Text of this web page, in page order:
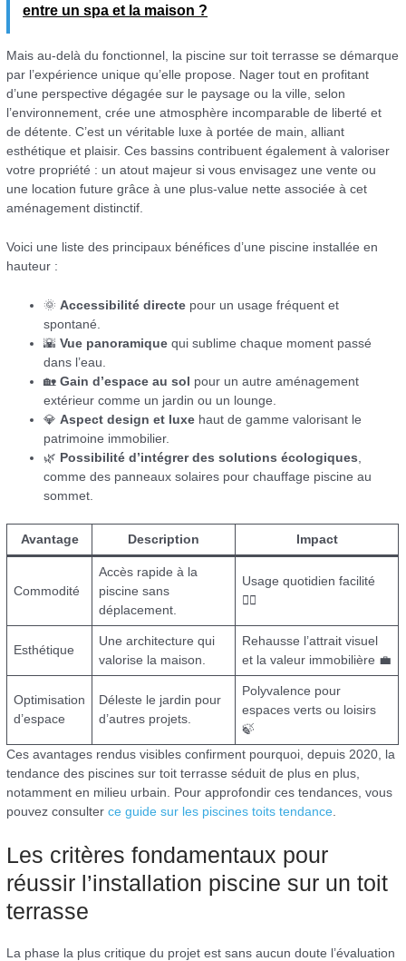
entre un spa et la maison ?
Mais au-delà du fonctionnel, la piscine sur toit terrasse se démarque
par l’expérience unique qu’elle propose. Nager tout en profitant
d’une perspective dégagée sur le paysage ou la ville, selon
l’environnement, crée une atmosphère incomparable de liberté et
de détente. C’est un véritable luxe à portée de main, alliant
esthétique et plaisir. Ces bassins contribuent également à valoriser
votre propriété : un atout majeur si vous envisagez une vente ou
une location future grâce à une plus-value nette associée à cet
aménagement distinctif.
Voici une liste des principaux bénéfices d’une piscine installée en
hauteur :
🌞Accessibilité directe pour un usage fréquent et
spontané.
🌇Vue panoramique qui sublime chaque moment passé
dans l’eau.
🏡Gain d’espace au sol pour un autre aménagement
extérieur comme un jardin ou un lounge.
💎Aspect design et luxe haut de gamme valorisant le
patrimoine immobilier.
🌿 Possibilité d’intégrer des solutions écologiques
comme des panneaux solaires pour chauffage piscine au
sommet.
Avantage Description Impact
Commodité
Accès rapide à la
piscine sans
déplacement.
Usage quotidien facilité
🏊‍♂️
Esthétique
Une architecture qui
valorise la maison.
Rehausse l’attrait visuel
et la valeur immobilière 💼
Optimisation
d’espace
Déleste le jardin pour
d’autres projets.
Polyvalence pour
espaces verts ou loisirs
🍃
Ces avantages rendus visibles confirment pourquoi, depuis 2020, la
tendance des piscines sur toit terrasse séduit de plus en plus,
notamment en milieu urbain. Pour approfondir ces tendances, vous
pouvez consulterce guide sur les piscines toits tendance.
Les critères fondamentaux pour
réussir l’installation piscine sur un toit
terrasse
La phase la plus critique du projet est sans aucun doute l’évaluation